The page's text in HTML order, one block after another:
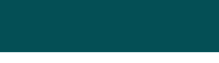
神都ライナー
お客様駐車場のご案内